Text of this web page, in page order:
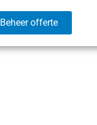
Beheer offerte